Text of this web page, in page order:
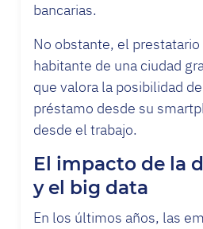
bancarias.
No obstante, el
habitante de una ciudad
que valora la posibilidad
préstamo desde su
desde el trabajo.
El impacto de la
y el big data
En los últimos años, las